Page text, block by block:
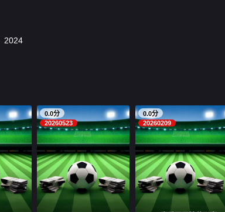
2024
0.0分
20260523
0.0分
20260209